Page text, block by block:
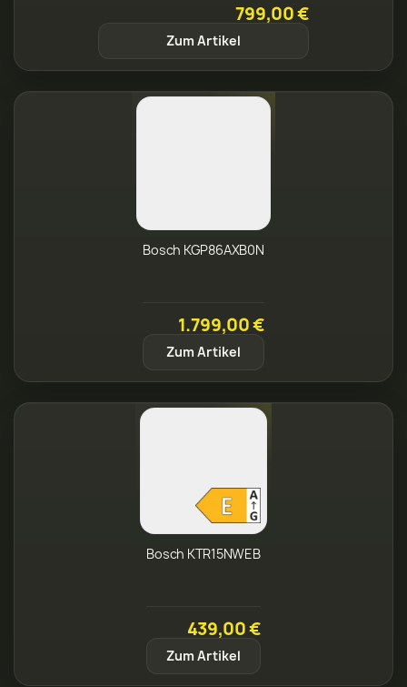
799,00 €
Zum Artikel
Bosch KGP86AXB0N
1.799,00 €
Zum Artikel
Bosch KTR15NWEB
439,00 €
Zum Artikel